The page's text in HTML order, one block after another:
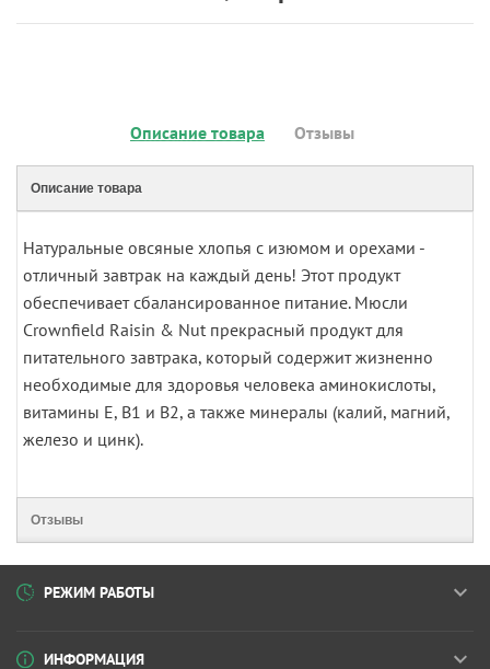
Описание товара Отзывы
Описание товара
Натуральные овсяные хлопья с изюмом и орехами -
отличный завтрак на каждый день! Этот продукт
обеспечивает сбалансированное питание. Мюсли
Crownfield Raisin & Nut прекрасный продукт для
питательного завтрака, который содержит жизненно
необходимые для здоровья человека аминокислоты,
витамины Е, В1 и В2, а также минералы (калий, магний,
железо и цинк).
Отзывы
РЕЖИМ РАБОТЫ
ИНФОРМАЦИЯ